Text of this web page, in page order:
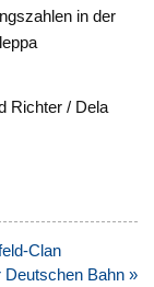
in der
Richter / Dela
Clan
Deutschen Bahn »